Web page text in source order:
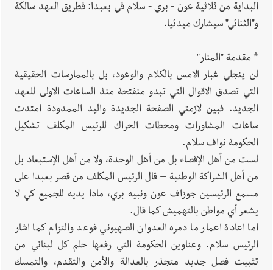
البداية من ثلاثية عون - بري - سلام في بعبدا: فطريق العهد سالكة
و"الثنائي" سيشارك مبدئيا.
=======
* مقدمة "المنار"
لن ينجلي غبار الامس بالكلام والوعود، بل بالممارسات الحقيقية
التي تصدق الاقوال التي تبدو منفتحة منذ الساعات الاولى للعهد
الجديد. فبين لازمتي الصفحة الجديدة واليد الممدودة امتدت
ساعات المشاورات ومحطات الحراك للرئيس المكلف تشكيل
الحكومة نواف سلام.
لست من أهل الإقصاء بل من أهل الوحدة، ولا من أهل الإستبعاد بل
من أهل الشراكة الوطنية – قال الرئيس المكلف من قصر بعبدا على
مسمع الرئيسين جوزاف عون ونبيه بري، مادا يديه للجميع كي لا
يشعر أي مواطن بالتهميش كما قال.
اما اعادة اعمار ما دمره العدوان الصهيوني فوعد والتزام كما اشار
الرئيس سلام. وعناوين الحكومة التي رفعها حلم كل لبناني من
تثبيت فصل جديد متجذر بالعدالة والأمن والتقدم، والتمسك